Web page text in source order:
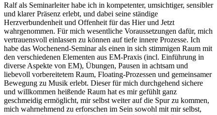
Ralf als Seminarleiter habe ich in kompetenter, umsichtiger, sensibler
und klarer Präsenz erlebt, und dabei seine ständige
Herzverbundenheit und Offenheit für das Hier und Jetzt
wahrgenommen. Für mich wesentliche Voraussetzungen dafür, mich
vertrauensvoll einlassen zu können auf tiefe innere Prozesse. Ich
habe das Wochenend-Seminar als einen in sich stimmigen Raum mit
den verschiedenen Elementen aus EM-Praxis (incl. Einführung in
diverse Aspekte von EM), Übungen, Pausen in achtsam und
liebevoll vorbereitetem Raum, Floating-Prozessen und gemeinsamer
Bewegung zu Musik erlebt. Dieser für mich durchgehend sichere
und willkommen heißende Raum hat es mir gefühlt ganz
geschmeidig ermöglicht, mir selbst weiter auf die Spur zu kommen,
mich wahrnehmend zu erforschen im Sein sowohl mit mir selbst,